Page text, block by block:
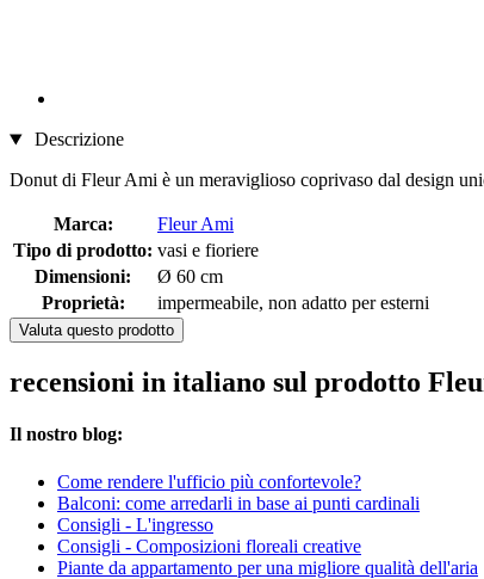
Descrizione
Donut di Fleur Ami è un meraviglioso coprivaso dal design
Marca:
Fleur Ami
Tipo di prodotto: vasi e fioriere
Dimensioni:
Ø 60 cm
Proprietà:
impermeabile, non adatto per esterni
Valuta questo prodotto
recensioni in italiano sul prodotto
Il nostro blog:
Come rendere l'ufficio più confortevole?
Balconi: come arredarli in base ai punti cardinali
Consigli - L'ingresso
Consigli - Composizioni floreali creative
Piante da appartamento per una migliore qualità dell'aria